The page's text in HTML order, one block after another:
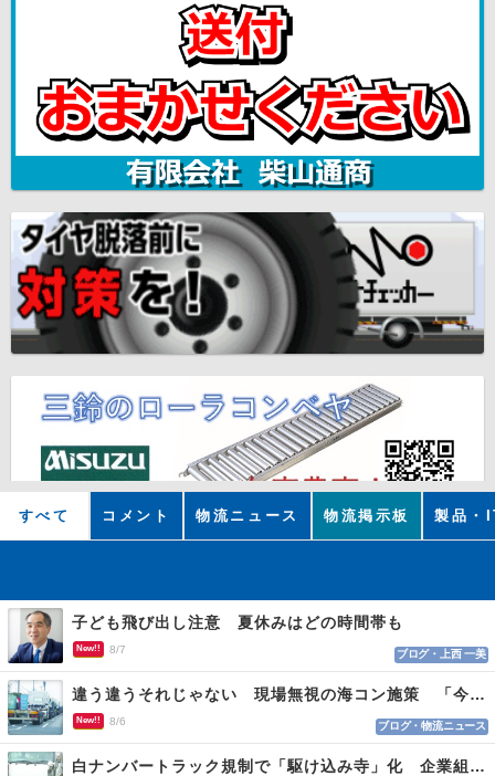
すべて コメント 物流ニュース 物流掲示板 製品・
子ども飛び出し注意 夏休みはどの時間帯も
New!! 8/7 ブログ・上西 一美
違う違うそれじゃない 現場無視の海コン施策 「今でも平均２～３時間は待つ」
New!! 8/6 ブログ・物流ニュース
白ナンバートラック規制で「駆け込み寺」化 企業組合が入会基準を見直しへ